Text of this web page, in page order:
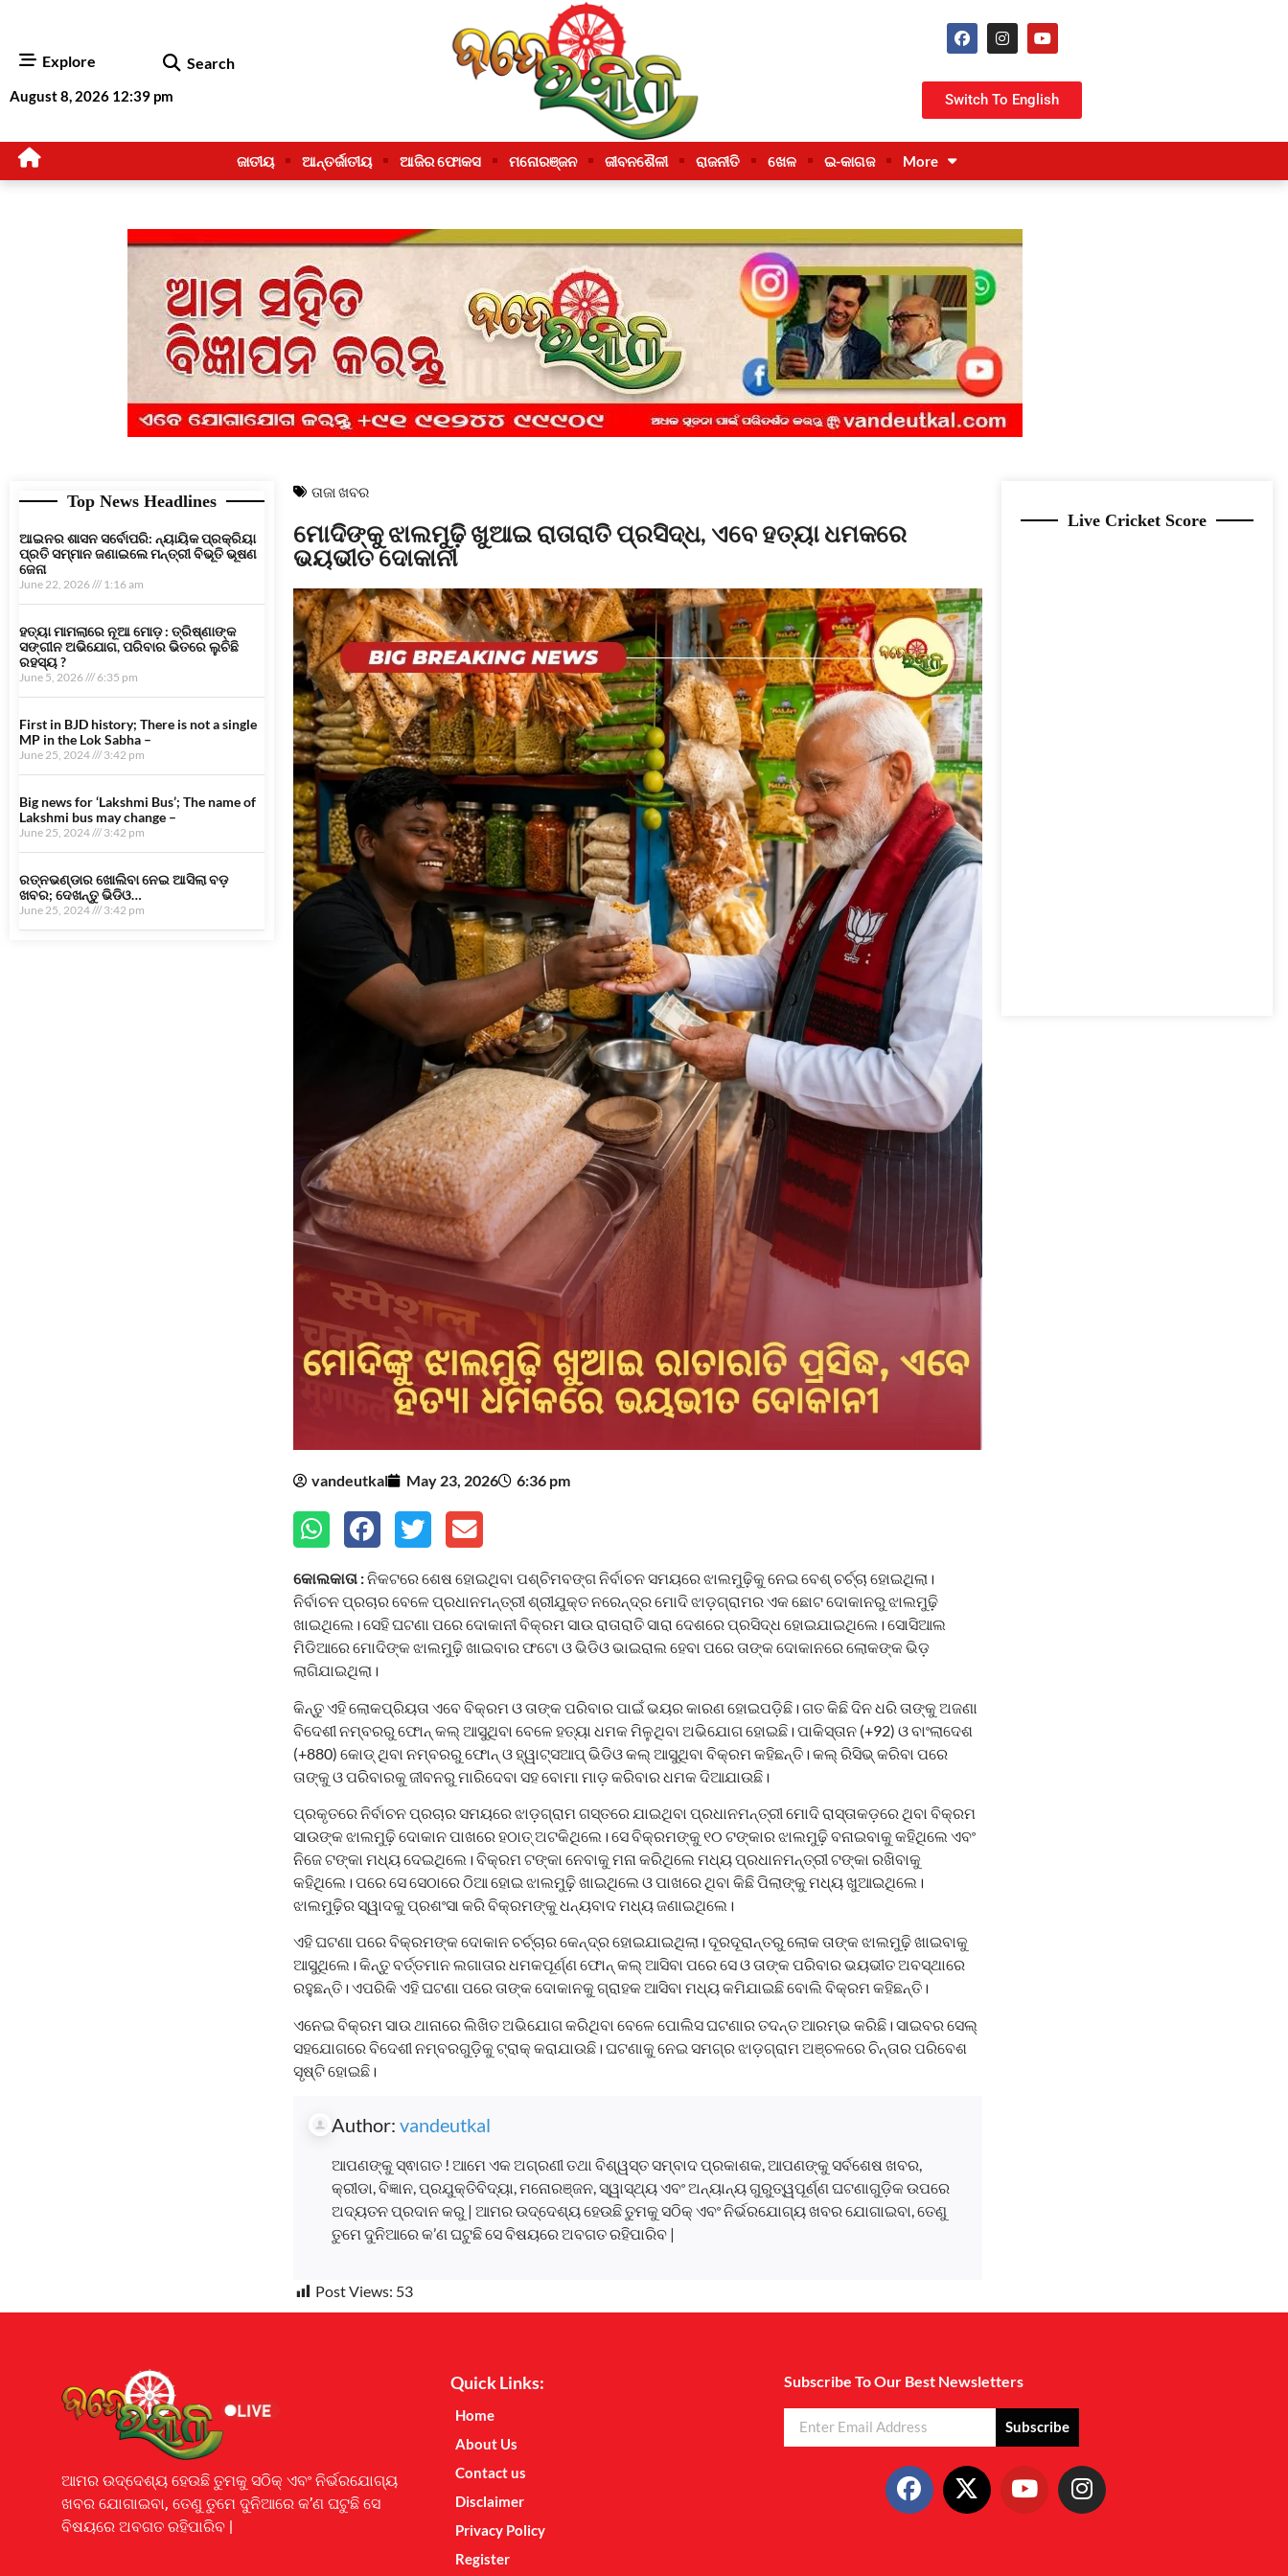
Explore Search
August 8, 2026 12:39 pm Switch To English
ଜାତୀୟ ଆନ୍ତର୍ଜାତୀୟ ଆଜିର ଫୋକସ ମନୋରଞ୍ଜନ ଜୀବନଶୈଳୀ ରାଜନୀତି ଖେଳ ଇ-କାଗଜ More
Top News Headlines
ଆଇନର ଶାସନ ସର୍ବୋପରି: ନ୍ୟାୟିକ ପ୍ରକ୍ରିୟା
ପ୍ରତି ସମ୍ମାନ ଜଣାଇଲେ ମନ୍ତ୍ରୀ ବିଭୂତି ଭୂଷଣ
ଜେନା
June 22, 2026 1:16 am
ହତ୍ୟା ମାମଲାରେ ନୂଆ ମୋଡ଼ : ତ୍ରିଷ୍ଣାଙ୍କ
ସଙ୍ଗୀନ ଅଭିଯୋଗ, ପରିବାର ଭିତରେ ଲୁଚିଛି
ରହସ୍ୟ ?
June 5, 2026 6:35 pm
First in BJD history; There is not a single
MP in the Lok Sabha –
June 25, 2024 3:42 pm
Big news for ‘Lakshmi Bus’; The name of
Lakshmi bus may change –
June 25, 2024 3:42 pm
ରତ୍ନଭଣ୍ଡାର ଖୋଲିବା ନେଇ ଆସିଲା ବଡ଼
ଖବର; ଦେଖନ୍ତୁ ଭିଡିଓ…
June 25, 2024 3:42 pm
ତାଜା ଖବର
ମୋଦିଙ୍କୁ ଝାଲମୁଢ଼ି ଖୁଆଇ ରାତାରାତି ପ୍ରସିଦ୍ଧ, ଏବେ ହତ୍ୟା ଧମକରେ
ଭୟଭୀତ ଦୋକାନୀ
vandeutkal May 23, 2026 6:36 pm
କୋଲକାତା :ନିକଟରେ ଶେଷ ହୋଇଥିବା ପଶ୍ଚିମବଙ୍ଗ ନିର୍ବାଚନ ସମୟରେ ଝାଲମୁଢ଼ିକୁ ନେଇ ବେଶ୍‌ ଚର୍ଚ୍ଚା ହୋଇଥିଲା।
ନିର୍ବାଚନ ପ୍ରଚାର ବେଳେ ପ୍ରଧାନମନ୍ତ୍ରୀ ଶ୍ରୀଯୁକ୍ତ ନରେନ୍ଦ୍ର ମୋଦି ଝାଡ଼ଗ୍ରାମର ଏକ ଛୋଟ ଦୋକାନରୁ ଝାଲମୁଢ଼ି
ଖାଇଥିଲେ। ସେହି ଘଟଣା ପରେ ଦୋକାନୀ ବିକ୍ରମ ସାଉ ରାତାରାତି ସାରା ଦେଶରେ ପ୍ରସିଦ୍ଧ ହୋଇଯାଇଥିଲେ। ସୋସିଆଲ
ମିଡିଆରେ ମୋଦିଙ୍କ ଝାଲମୁଢ଼ି ଖାଇବାର ଫଟୋ ଓ ଭିଡିଓ ଭାଇରାଲ ହେବା ପରେ ତାଙ୍କ ଦୋକାନରେ ଲୋକଙ୍କ ଭିଡ଼
ଲାଗିଯାଇଥିଲା।
କିନ୍ତୁ ଏହି ଲୋକପ୍ରିୟତା ଏବେ ବିକ୍ରମ ଓ ତାଙ୍କ ପରିବାର ପାଇଁ ଭୟର କାରଣ ହୋଇପଡ଼ିଛି। ଗତ କିଛି ଦିନ ଧରି ତାଙ୍କୁ ଅଜଣା
ବିଦେଶୀ ନମ୍ବରରୁ ଫୋନ୍‌ କଲ୍‌ ଆସୁଥିବା ବେଳେ ହତ୍ୟା ଧମକ ମିଳୁଥିବା ଅଭିଯୋଗ ହୋଇଛି। ପାକିସ୍ତାନ (+92) ଓ ବାଂଲାଦେଶ
(+880) କୋଡ୍‌ ଥିବା ନମ୍ବରରୁ ଫୋନ୍‌ ଓ ହ୍ୱାଟ୍ସଆପ୍‌ ଭିଡିଓ କଲ୍‌ ଆସୁଥିବା ବିକ୍ରମ କହିଛନ୍ତି। କଲ୍‌ ରିସିଭ୍‌ କରିବା ପରେ
ତାଙ୍କୁ ଓ ପରିବାରକୁ ଜୀବନରୁ ମାରିଦେବା ସହ ବୋମା ମାଡ଼ କରିବାର ଧମକ ଦିଆଯାଉଛି।
ପ୍ରକୃତରେ ନିର୍ବାଚନ ପ୍ରଚାର ସମୟରେ ଝାଡ଼ଗ୍ରାମ ଗସ୍ତରେ ଯାଇଥିବା ପ୍ରଧାନମନ୍ତ୍ରୀ ମୋଦି ରାସ୍ତାକଡ଼ରେ ଥିବା ବିକ୍ରମ
ସାଉଙ୍କ ଝାଲମୁଢ଼ି ଦୋକାନ ପାଖରେ ହଠାତ୍‌ ଅଟକିଥିଲେ। ସେ ବିକ୍ରମଙ୍କୁ ୧୦ ଟଙ୍କାର ଝାଲମୁଢ଼ି ବନାଇବାକୁ କହିଥିଲେ ଏବଂ
ନିଜେ ଟଙ୍କା ମଧ୍ୟ ଦେଇଥିଲେ। ବିକ୍ରମ ଟଙ୍କା ନେବାକୁ ମନା କରିଥିଲେ ମଧ୍ୟ ପ୍ରଧାନମନ୍ତ୍ରୀ ଟଙ୍କା ରଖିବାକୁ
କହିଥିଲେ। ପରେ ସେ ସେଠାରେ ଠିଆ ହୋଇ ଝାଲମୁଢ଼ି ଖାଇଥିଲେ ଓ ପାଖରେ ଥିବା କିଛି ପିଲାଙ୍କୁ ମଧ୍ୟ ଖୁଆଇଥିଲେ।
ଝାଲମୁଢ଼ିର ସ୍ୱାଦକୁ ପ୍ରଶଂସା କରି ବିକ୍ରମଙ୍କୁ ଧନ୍ୟବାଦ ମଧ୍ୟ ଜଣାଇଥିଲେ।
ଏହି ଘଟଣା ପରେ ବିକ୍ରମଙ୍କ ଦୋକାନ ଚର୍ଚ୍ଚାର କେନ୍ଦ୍ର ହୋଇଯାଇଥିଲା। ଦୂରଦୂରାନ୍ତରୁ ଲୋକ ତାଙ୍କ ଝାଲମୁଢ଼ି ଖାଇବାକୁ
ଆସୁଥିଲେ। କିନ୍ତୁ ବର୍ତ୍ତମାନ ଲଗାତାର ଧମକପୂର୍ଣ୍ଣ ଫୋନ୍‌ କଲ୍‌ ଆସିବା ପରେ ସେ ଓ ତାଙ୍କ ପରିବାର ଭୟଭୀତ ଅବସ୍ଥାରେ
ରହୁଛନ୍ତି। ଏପରିକି ଏହି ଘଟଣା ପରେ ତାଙ୍କ ଦୋକାନକୁ ଗ୍ରାହକ ଆସିବା ମଧ୍ୟ କମିଯାଇଛି ବୋଲି ବିକ୍ରମ କହିଛନ୍ତି।
ଏନେଇ ବିକ୍ରମ ସାଉ ଥାନାରେ ଲିଖିତ ଅଭିଯୋଗ କରିଥିବା ବେଳେ ପୋଲିସ ଘଟଣାର ତଦନ୍ତ ଆରମ୍ଭ କରିଛି। ସାଇବର ସେଲ୍‌
ସହଯୋଗରେ ବିଦେଶୀ ନମ୍ବରଗୁଡ଼ିକୁ ଟ୍ରାକ୍‌ କରାଯାଉଛି। ଘଟଣାକୁ ନେଇ ସମଗ୍ର ଝାଡ଼ଗ୍ରାମ ଅଞ୍ଚଳରେ ଚିନ୍ତାର ପରିବେଶ
ସୃଷ୍ଟି ହୋଇଛି।
Author: vandeutkal
ଆପଣଙ୍କୁ ସ୍ଵାଗତ ! ଆମେ ଏକ ଅଗ୍ରଣୀ ତଥା ବିଶ୍ୱସ୍ତ ସମ୍ବାଦ ପ୍ରକାଶକ, ଆପଣଙ୍କୁ ସର୍ବଶେଷ ଖବର,
କ୍ରୀଡା, ବିଜ୍ଞାନ, ପ୍ରଯୁକ୍ତିବିଦ୍ୟା, ମନୋରଞ୍ଜନ, ସ୍ୱାସ୍ଥ୍ୟ ଏବଂ ଅନ୍ୟାନ୍ୟ ଗୁରୁତ୍ୱପୂର୍ଣ୍ଣ ଘଟଣାଗୁଡ଼ିକ ଉପରେ
ଅଦ୍ୟତନ ପ୍ରଦାନ କରୁ | ଆମର ଉଦ୍ଦେଶ୍ୟ ହେଉଛି ତୁମକୁ ସଠିକ୍ ଏବଂ ନିର୍ଭରଯୋଗ୍ୟ ଖବର ଯୋଗାଇବା, ତେଣୁ
ତୁମେ ଦୁନିଆରେ କ’ଣ ଘଟୁଛି ସେ ବିଷୟରେ ଅବଗତ ରହିପାରିବ |
Post Views: 53
Live Cricket Score
ଆମର ଉଦ୍ଦେଶ୍ୟ ହେଉଛି ତୁମକୁ ସଠିକ୍ ଏବଂ ନିର୍ଭରଯୋଗ୍ୟ
ଖବର ଯୋଗାଇବା, ତେଣୁ ତୁମେ ଦୁନିଆରେ କ’ଣ ଘଟୁଛି ସେ
ବିଷୟରେ ଅବଗତ ରହିପାରିବ |
Quick Links:
Home
About Us
Contact us
Disclaimer
Privacy Policy
Register
Subscribe To Our Best Newsletters
Subscribe